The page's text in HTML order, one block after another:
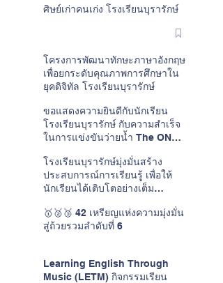
ศิษย์เก่าคนเก่ง โรงเรียนบุรารักษ์
โครงการพัฒนาทักษะภาษาอังกฤษ
เพื่อยกระดับคุณภาพการศึกษาใน
ยุคดิจิทัล โรงเรียนบุรารักษ์
ขอแสดงความยินดีกับนักเรียน
โรงเรียนบุรารักษ์ กับความสำเร็จ
ในการแข่งขันว่ายน้ำ The ONE
โรงเรียนบุรารักษ์มุ่งมั่นสร้าง
ประสบการณ์การเรียนรู้ เพื่อให้
นักเรียนได้เติบโตอย่างเต็ม
🥇🥈🥉 42 เหรียญแห่งความมุ่งมั่น
สู่ถ้วยรวมลำดับที่ 6
Learning English Through
Music (LETM) กิจกรรมเรียน